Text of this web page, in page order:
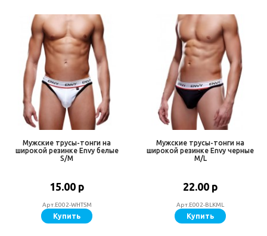
Мужские трусы-тонги на
широкой резинке Envy белые
S/M
15.00 р
Арт.E002-WHTSM
Купить
Мужские трусы-тонги на
широкой резинке Envy черные
M/L
22.00 р
Арт.E002-BLKML
Купить